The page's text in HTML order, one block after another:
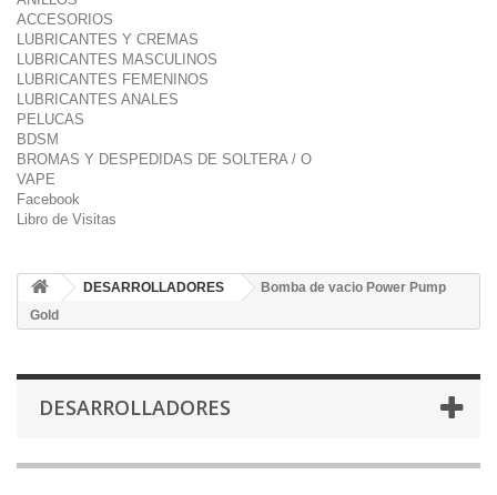
ACCESORIOS
LUBRICANTES Y CREMAS
LUBRICANTES MASCULINOS
LUBRICANTES FEMENINOS
LUBRICANTES ANALES
PELUCAS
BDSM
BROMAS Y DESPEDIDAS DE SOLTERA / O
VAPE
Facebook
Libro de Visitas
DESARROLLADORES
Bomba de vacio Power Pump
Gold
DESARROLLADORES